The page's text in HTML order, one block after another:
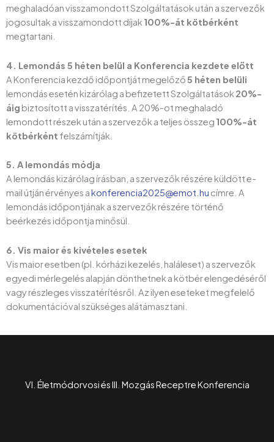
meghaladóan visszamondott Szolgáltatások után a szervezők
jogosultak a visszamondott díjak 100%-át kötbérként
megtartani.
4. Lemondás 5 héten belül a Konferencia kezdete előtt
A Konferencia kezdő időpontját megelőző5 héten belüli
lemondás esetén kizárólag a befizetett Szolgáltatások 20%-
áig biztosított a visszatérítés. A 20%-ot meghaladó
lemondott részek után a szervezők a teljes összeg 100%-át
kötbérként felszámítják.
5. A lemondás módja
A lemondás kizárólag írásban, a szervezők részére küldött e-
mail útján érvényes akonferencia2025@emot.hu címre. A
lemondás időpontjának a szervezők részére történő
beérkezés időpontja minősül.
6. Vis maior és kivételes esetek
Vis maior esetben (pl. kórházi kezelés, haláleset) a szervezők
egyedi mérlegelés alapján dönthetnek a kötbér elengedéséről
vagy részleges visszatérítésről. Az ilyen eseteket megfelelő
dokumentációval szükséges alátámasztani.
VI. Életmódorvosi és III. Mozgás Receptre Konferencia